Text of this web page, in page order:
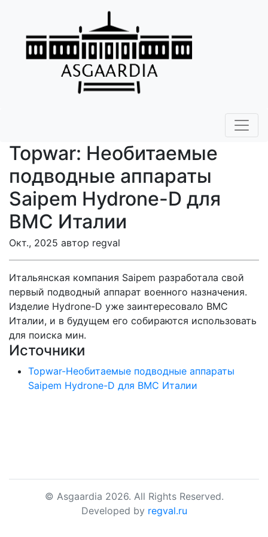
Topwar: Необитаемые
подводные аппараты
Saipem Hydrone-D для
ВМС Италии
Окт., 2025 автор regval
Итальянская компания Saipem разработала свой
первый подводный аппарат военного назначения.
Изделие Hydrone-D уже заинтересовало ВМС
Италии, и в будущем его собираются использовать
для поиска мин.
Источники
Topwar-Необитаемые подводные аппараты
Saipem Hydrone-D для ВМС Италии
© Asgaardia 2026. All Rights Reserved.
Developed by regval.ru